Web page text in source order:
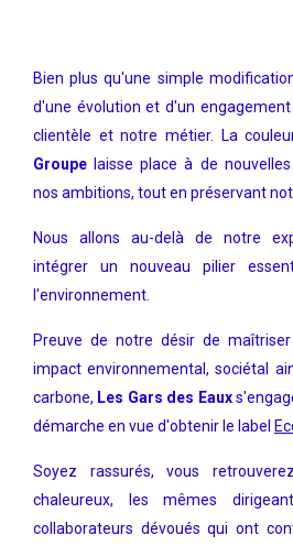
Bien plus qu'une simple
d'une évolution et d'un
clientèle et notre métier. La
Groupe laisse place à de
nos ambitions, tout en préservant
Nous allons au-delà de notre
intégrer un nouveau pilier
l'environnement.
Preuve de notre désir de
impact environnemental, sociétal
carbone, Les Gars des Eaux
démarche en vue d'obtenir le label
Soyez rassurés, vous
chaleureux, les mêmes
collaborateurs dévoués qui ont